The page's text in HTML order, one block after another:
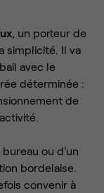
, un porteur de
simplicité. Il va
avec le
déterminée :
de
ou d’un
bordelaise.
convenir à